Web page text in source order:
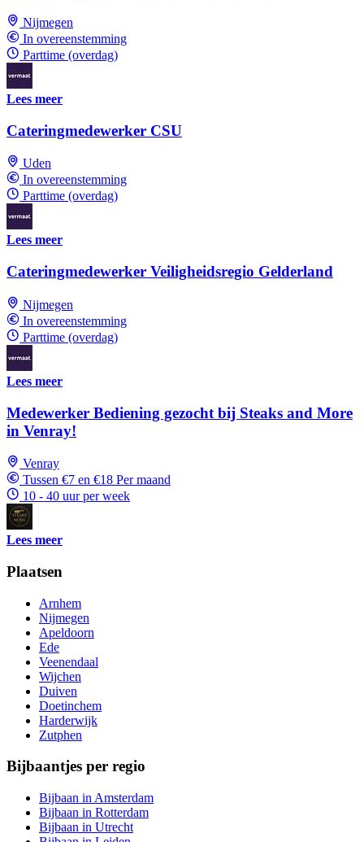
Nijmegen
In overeenstemming
Parttime (overdag)
Lees meer
Cateringmedewerker CSU
Uden
In overeenstemming
Parttime (overdag)
Lees meer
Cateringmedewerker Veiligheidsregio Gelderland
Nijmegen
In overeenstemming
Parttime (overdag)
Lees meer
Medewerker Bediening gezocht bij Steaks and More
in Venray!
Venray
Tussen €7 en €18 Per maand
10 - 40 uur per week
Lees meer
Plaatsen
Arnhem
Nijmegen
Apeldoorn
Ede
Veenendaal
Wijchen
Duiven
Doetinchem
Harderwijk
Zutphen
Bijbaantjes per regio
Bijbaan in Amsterdam
Bijbaan in Rotterdam
Bijbaan in Utrecht